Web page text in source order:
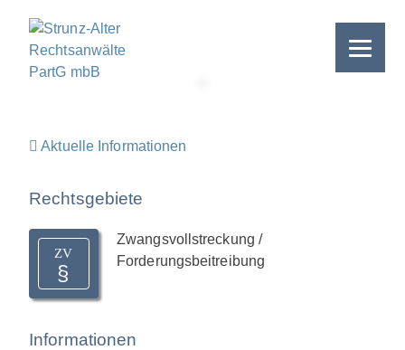
Aktuelle Informationen
Rechtsgebiete
ZV
Zwangsvollstreckung /
Forderungsbeitreibung
Informationen